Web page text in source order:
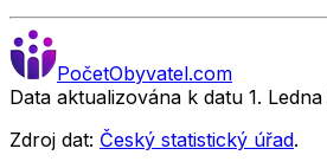
PočetObyvatel.com
Data aktualizována k datu 1. Ledna
Zdroj dat: Český statistický úřad.